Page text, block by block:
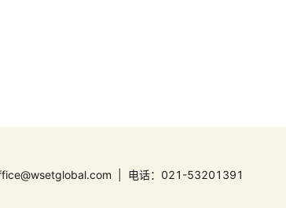
| 电话：021-53201391